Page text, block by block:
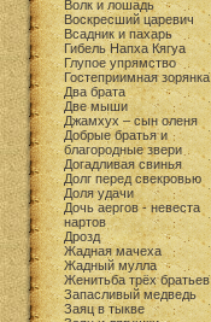
Волк и лошадь
Воскресший царевич
Всадник и пахарь
Гибель Напха Кягуа
Глупое упрямство
Гостеприимная зорянка
Два брата
Две мыши
Джамхух – сын оленя
Добрые братья и
благородные звери
Догадливая свинья
Долг перед свекровью
Доля удачи
Дочь аергов - невеста
нартов
Дрозд
Жадная мачеха
Жадный мулла
Женитьба трёх братьев
Запасливый медведь
Заяц в тыкве